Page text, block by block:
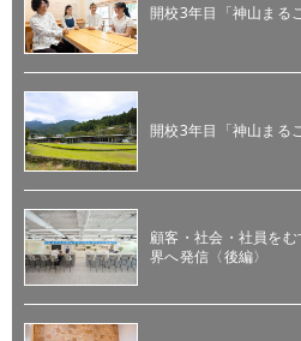
開校3年目「神山まる
開校3年目「神山まる
顧客・社会・社員を
界へ発信〈後編〉